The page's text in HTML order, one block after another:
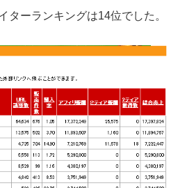
ターランキングは14位でした。